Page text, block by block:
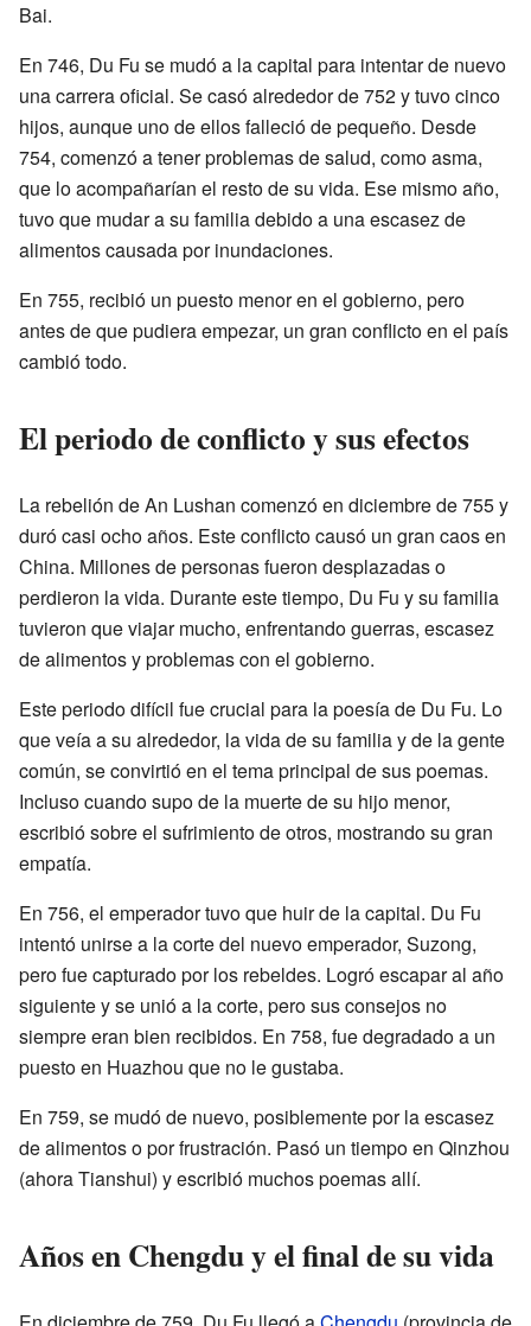
Bai.
En 746, Du Fu se mudó a la capital para intentar de nuevo
una carrera oficial. Se casó alrededor de 752 y tuvo cinco
hijos, aunque uno de ellos falleció de pequeño. Desde
754, comenzó a tener problemas de salud, como asma,
que lo acompañarían el resto de su vida. Ese mismo año,
tuvo que mudar a su familia debido a una escasez de
alimentos causada por inundaciones.
En 755, recibió un puesto menor en el gobierno, pero
antes de que pudiera empezar, un gran conflicto en el país
cambió todo.
El periodo de conflicto y sus efectos
La rebelión de An Lushan comenzó en diciembre de 755 y
duró casi ocho años. Este conflicto causó un gran caos en
China. Millones de personas fueron desplazadas o
perdieron la vida. Durante este tiempo, Du Fu y su familia
tuvieron que viajar mucho, enfrentando guerras, escasez
de alimentos y problemas con el gobierno.
Este periodo difícil fue crucial para la poesía de Du Fu. Lo
que veía a su alrededor, la vida de su familia y de la gente
común, se convirtió en el tema principal de sus poemas.
Incluso cuando supo de la muerte de su hijo menor,
escribió sobre el sufrimiento de otros, mostrando su gran
empatía.
En 756, el emperador tuvo que huir de la capital. Du Fu
intentó unirse a la corte del nuevo emperador, Suzong,
pero fue capturado por los rebeldes. Logró escapar al año
siguiente y se unió a la corte, pero sus consejos no
siempre eran bien recibidos. En 758, fue degradado a un
puesto en Huazhou que no le gustaba.
En 759, se mudó de nuevo, posiblemente por la escasez
de alimentos o por frustración. Pasó un tiempo en Qinzhou
(ahora Tianshui) y escribió muchos poemas allí.
Años en Chengdu y el final de su vida